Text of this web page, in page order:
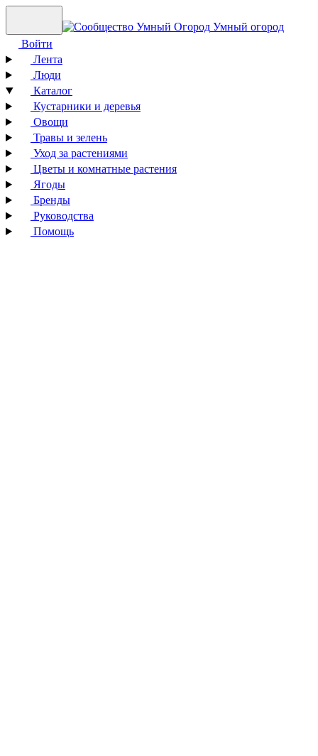
Умный огород
Войти
Лента
Люди
Каталог
Кустарники и деревья
Овощи
Травы и зелень
Уход за растениями
Цветы и комнатные растения
Ягоды
Бренды
Руководства
Помощь